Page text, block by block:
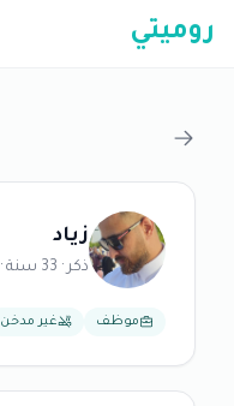
روميتي
زياد
ذكر · 33 سنة · اليمن · الخبر/الدمام
موظف غير مدخن